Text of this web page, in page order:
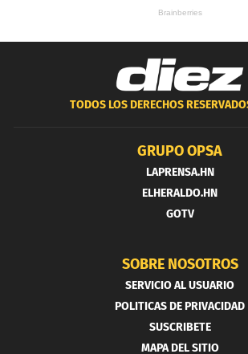
TODOS LOS DERECHOS
GRUPO OPSA
LAPRENSA.HN
ELHERALDO.HN
GOTV
SOBRE NOSOTROS
SERVICIO AL USUARIO
POLITICAS DE PRIVACIDAD
SUSCRIBETE
MAPA DEL SITIO